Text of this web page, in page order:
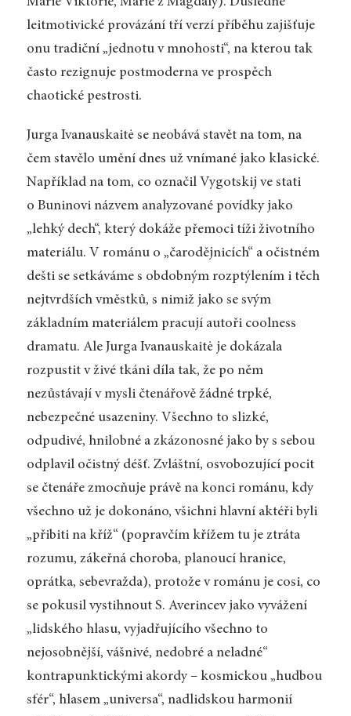
leitmotivické provázání tří verzí příběhu zajišťuje
onu tradiční „jednotu v mnohosti“, na kterou tak
často rezignuje postmoderna ve prospěch
chaotické pestrosti.
Jurga Ivanauskaitė se neobává stavět na tom, na
čem stavělo umění dnes už vnímané jako klasické.
Například na tom, co označil Vygotskij ve stati
o Buninovi názvem analyzované povídky jako
„lehký dech“, který dokáže přemoci tíži životního
materiálu. V románu o „čarodějnicích“ a očistném
dešti se setkáváme s obdobným rozptýlením i těch
nejtvrdších vměstků, s nimiž jako se svým
základním materiálem pracují autoři coolness
dramatu. Ale Jurga Ivanauskaitė je dokázala
rozpustit v živé tkáni díla tak, že po něm
nezůstávají v mysli čtenářově žádné trpké,
nebezpečné usazeniny. Všechno to slizké,
odpudivé, hnilobné a zkázonosné jako by s sebou
odplavil očistný déšť. Zvláštní, osvobozující pocit
se čtenáře zmocňuje právě na konci románu, kdy
všechno už je dokonáno, všichni hlavní aktéři byli
„přibiti na kříž“ (popravčím křížem tu je ztráta
rozumu, zákeřná choroba, planoucí hranice,
oprátka, sebevražda), protože v románu je cosi, co
se pokusil vystihnout S. Averincev jako vyvážení
„lidského hlasu, vyjadřujícího všechno to
nejosobnější, vášnivé, nedobré a neladné“
kontrapunktickými akordy – kosmickou „hudbou
sfér“, hlasem „universa“, nadlidskou harmonií